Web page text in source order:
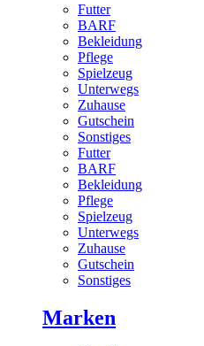
Futter
BARF
Bekleidung
Pflege
Spielzeug
Unterwegs
Zuhause
Gutschein
Sonstiges
Futter
BARF
Bekleidung
Pflege
Spielzeug
Unterwegs
Zuhause
Gutschein
Sonstiges
Marken